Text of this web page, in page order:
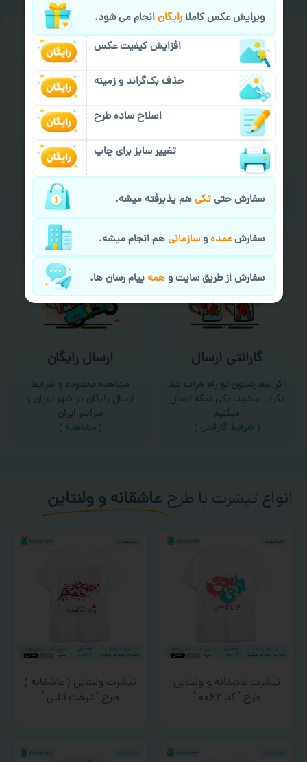
خیالت راحت ازسفارش گیری
سفارش گیری آنلاین
سایت با پشتیبانی آنلاین
(تماس با ما‌)
چاپ عمده و فوری
برای درخواست خدمات چاپ
عمده و فوری با ما تماس
بگیرید
تماس با ما )
گارانتی ارسال
اگر سفارشتون تو راه خراب شد
نگران نباشید، یکی دیگه ارسال
میکنیم
( شرایط گارانتی )
ارسال رایگان
مشاهده محدوده و شرایط
ارسال رایگان در شهر تهران و
سراسر ایران
(مشاهده )
انواع تیشرت با طرح عاشقانه و ولنتاین
تیشرت عاشقانه و ولنتاین
طرح ‘ کد ۰۰۶۲ ‘
تیشرت ولنتاین ( عاشقانه )
طرح ‘ درخت قلبی ‘
ویرایش عکس کاملارایگانانجام می شود.
افزایش کیفیت عکس
حذف بک‌گراند و زمینه
اصلاح ساده طرح
تغییر سایز برای چاپ
سفارش حتیتکیهم پذیرفته میشه.
سفارشعمدهوسازمانیهم انجام میشه.
سفارش از طریق سایت وهمهپیام رسان ها.